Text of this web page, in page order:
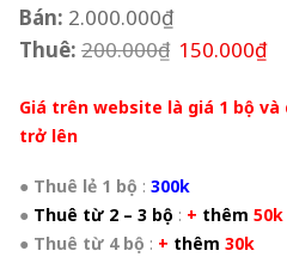
Bán: 2.000.000₫
Thuê: 200.000₫ 150.000₫
Giá trên website là giá 1 bộ
trở lên
● Thuê lẻ 1 bộ : 300k
● Thuê từ 2 – 3 bộ : + thêm 50k
● Thuê từ 4 bộ : + thêm 30k